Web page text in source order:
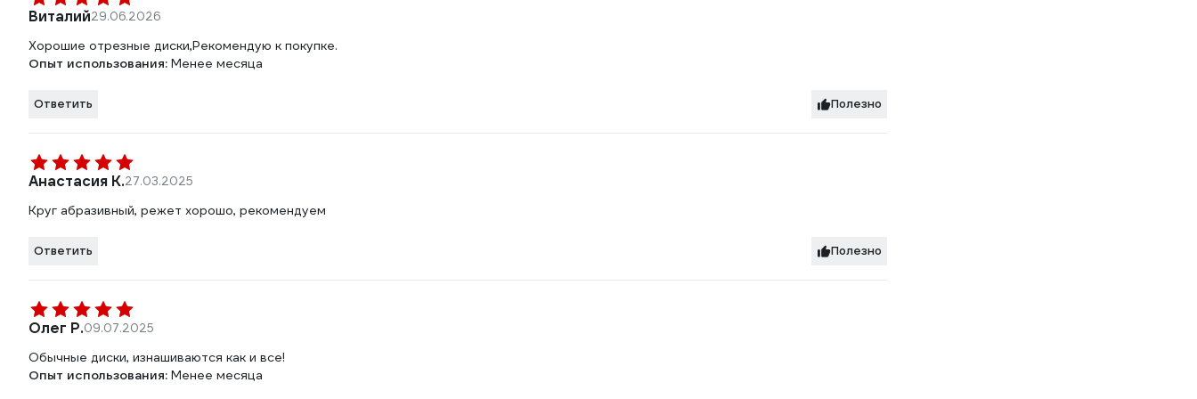
Виталий29.06.2026
Хорошие отрезные диски,Рекомендую к покупке.
Опыт использования: Менее месяца
Ответить Полезно
Анастасия К.27.03.2025
Круг абразивный, режет хорошо, рекомендуем
Ответить Полезно
Олег Р.09.07.2025
Обычные диски, изнашиваются как и все!
Опыт использования: Менее месяца